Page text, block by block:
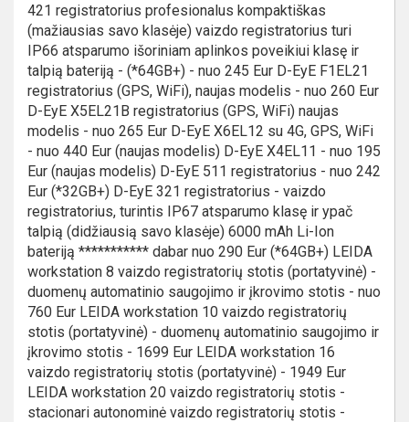
421 registratorius profesionalus kompaktiškas
(mažiausias savo klasėje) vaizdo registratorius turi
IP66 atsparumo išoriniam aplinkos poveikiui klasę ir
talpią bateriją - (*64GB+) - nuo 245 Eur D-EyE F1EL21
registratorius (GPS, WiFi), naujas modelis - nuo 260 Eur
D-EyE X5EL21B registratorius (GPS, WiFi) naujas
modelis - nuo 265 Eur D-EyE X6EL12 su 4G, GPS, WiFi
- nuo 440 Eur (naujas modelis) D-EyE X4EL11 - nuo 195
Eur (naujas modelis) D-EyE 511 registratorius - nuo 242
Eur (*32GB+) D-EyE 321 registratorius - vaizdo
registratorius, turintis IP67 atsparumo klasę ir ypač
talpią (didžiausią savo klasėje) 6000 mAh Li-Ion
bateriją *********** dabar nuo 290 Eur (*64GB+) LEIDA
workstation 8 vaizdo registratorių stotis (portatyvinė) -
duomenų automatinio saugojimo ir įkrovimo stotis - nuo
760 Eur LEIDA workstation 10 vaizdo registratorių
stotis (portatyvinė) - duomenų automatinio saugojimo ir
įkrovimo stotis - 1699 Eur LEIDA workstation 16
vaizdo registratorių stotis (portatyvinė) - 1949 Eur
LEIDA workstation 20 vaizdo registratorių stotis -
stacionari autonominė vaizdo registratorių stotis -